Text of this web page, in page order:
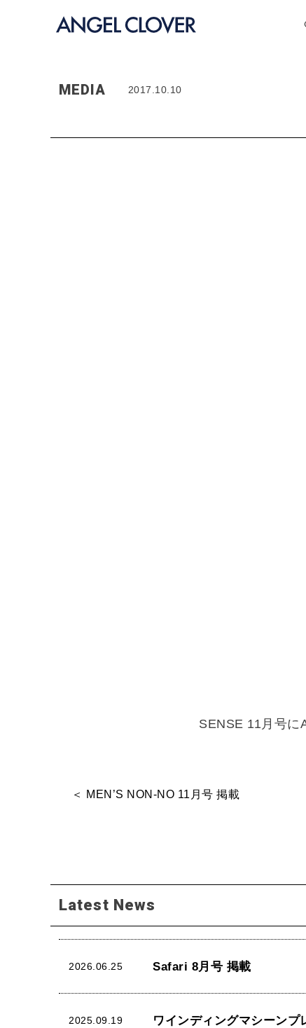
MEDIA 2017.10.10
SENSE 11月号に
＜ MEN’S NON-NO 11月号 掲載
Latest News
2026.06.25 Safari 8月号 掲載
2025.09.19 ワインディングマシーンプ